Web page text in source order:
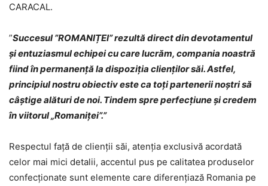
CARACAL.
”Succesul ”ROMANIȚEI” rezultă direct din devotamentul
și entuziasmul echipei cu care lucrăm, compania noastră
fiind în permanență la dispoziția clienților săi. Astfel,
principiul nostru obiectiv este ca toți partenerii noștri să
câștige alături de noi. Tindem spre perfecțiune și credem
în viitorul „Romaniței”.”
Respectul față de clienții săi, atenția exclusivă acordată
celor mai mici detalii, accentul pus pe calitatea produselor
confecționate sunt elemente care diferențiază Romania pe